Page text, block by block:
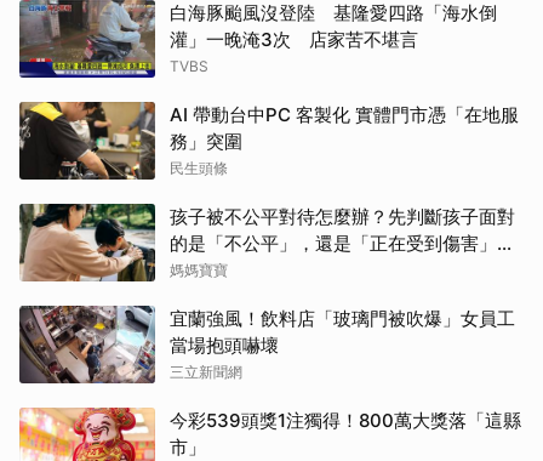
白海豚颱風沒登陸 基隆愛四路「海水倒
灌」一晚淹3次 店家苦不堪言
TVBS
AI 帶動台中PC 客製化 實體門市憑「在地服
務」突圍
民生頭條
孩子被不公平對待怎麼辦？先判斷孩子面對
的是「不公平」，還是「正在受到傷害」？
處理方式完全不同
媽媽寶寶
宜蘭強風！飲料店「玻璃門被吹爆」女員工
當場抱頭嚇壞
三立新聞網
今彩539頭獎1注獨得！800萬大獎落「這縣
市」